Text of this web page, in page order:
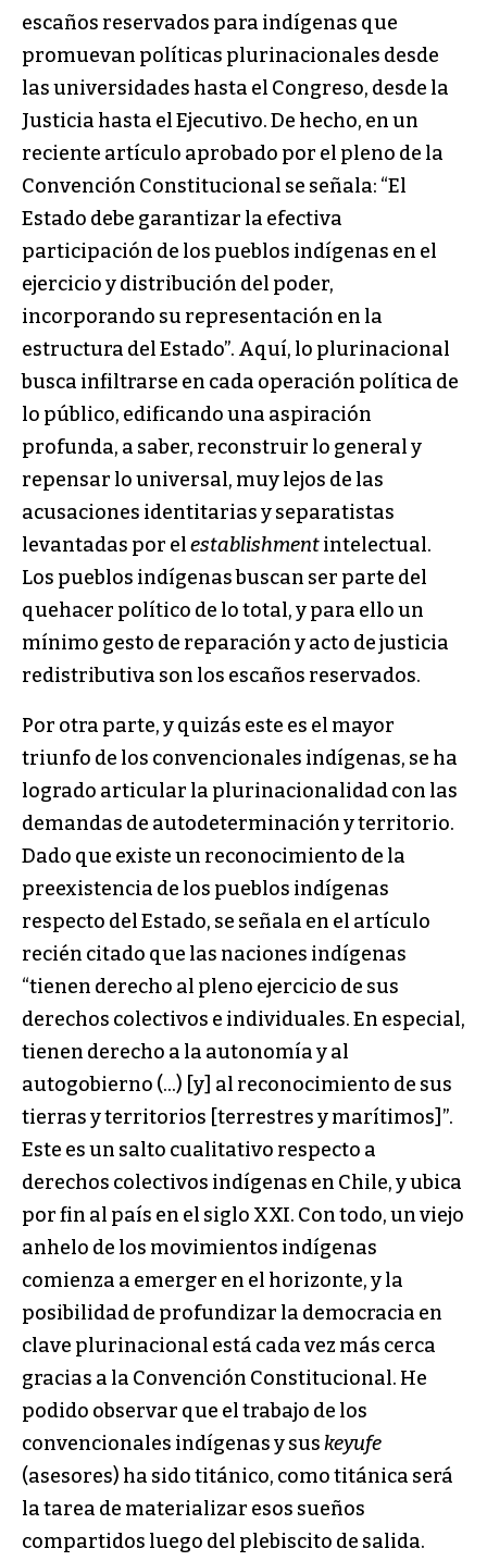
escaños reservados para indígenas que
promuevan políticas plurinacionales desde
las universidades hasta el Congreso, desde la
Justicia hasta el Ejecutivo. De hecho, en un
reciente artículo aprobado por el pleno de la
Convención Constitucional se señala: “El
Estado debe garantizar la efectiva
participación de los pueblos indígenas en el
ejercicio y distribución del poder,
incorporando su representación en la
estructura del Estado”. Aquí, lo plurinacional
busca infiltrarse en cada operación política de
lo público, edificando una aspiración
profunda, a saber, reconstruir lo general y
repensar lo universal, muy lejos de las
acusaciones identitarias y separatistas
levantadas por elestablishmentintelectual.
Los pueblos indígenas buscan ser parte del
quehacer político de lo total, y para ello un
mínimo gesto de reparación y acto de justicia
redistributiva son los escaños reservados.
Por otra parte, y quizás este es el mayor
triunfo de los convencionales indígenas, se ha
logrado articular la plurinacionalidad con las
demandas de autodeterminación y territorio.
Dado que existe un reconocimiento de la
preexistencia de los pueblos indígenas
respecto del Estado, se señala en el artículo
recién citado que las naciones indígenas
“tienen derecho al pleno ejercicio de sus
derechos colectivos e individuales. En especial,
tienen derecho a la autonomía y al
autogobierno (…) [y] al reconocimiento de sus
tierras y territorios [terrestres y marítimos]”.
Este es un salto cualitativo respecto a
derechos colectivos indígenas en Chile, y ubica
por fin al país en el siglo XXI. Con todo, un viejo
anhelo de los movimientos indígenas
comienza a emerger en el horizonte, y la
posibilidad de profundizar la democracia en
clave plurinacional está cada vez más cerca
gracias a la Convención Constitucional. He
podido observar que el trabajo de los
convencionales indígenas y suskeyufe
(asesores) ha sido titánico, como titánica será
la tarea de materializar esos sueños
compartidos luego del plebiscito de salida.